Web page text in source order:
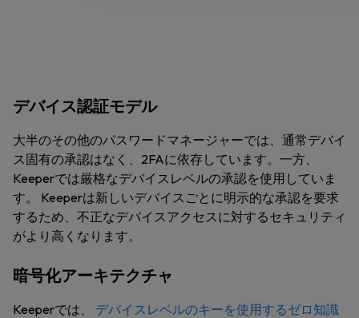
デバイス認証モデル
大半のその他のパスワードマネージャーでは、通常デバイ
ス固有の承認はなく、2FAに依存しています。一方、
Keeperでは厳格なデバイスレベルの承認を使用していま
す。 Keeperは新しいデバイスごとに明示的な承認を要求
するため、不正なデバイスアクセスに対するセキュリティ
がより高くなります。
暗号化アーキテクチャ
Keeperでは、 デバイスレベルのキーを使用するゼロ知識